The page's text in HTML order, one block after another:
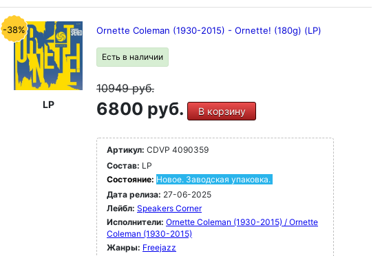
-38%
LP
Ornette Coleman (1930-2015) - Ornette! (180g) (LP)
Есть в наличии
10949руб.
6800 руб. В корзину
Артикул: CDVP 4090359
Состав: LP
Состояние: Новое. Заводская упаковка.
Дата релиза: 27-06-2025
Лейбл: Speakers Corner
Исполнители: Ornette Coleman (1930-2015) / Ornette
Coleman (1930-2015)
Жанры: Freejazz